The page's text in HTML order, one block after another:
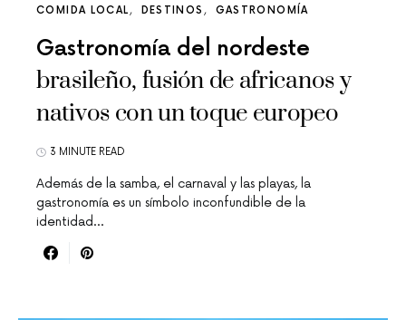
COMIDA LOCAL DESTINOS GASTRONOMÍA
Gastronomía del nordeste
brasileño, fusión de africanos y
nativos con un toque europeo
3 MINUTE READ
Además de la samba, el carnaval y las playas, la
gastronomía es un símbolo inconfundible de la
identidad…